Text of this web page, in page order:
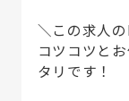
＼この求人
コツコツと
タリです！